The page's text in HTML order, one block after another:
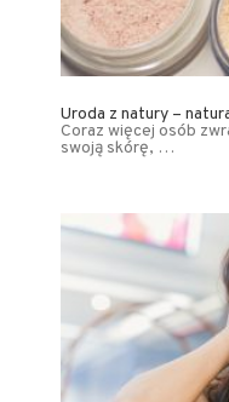
Uroda z natury –
Coraz więcej osób
swoją skórę, …